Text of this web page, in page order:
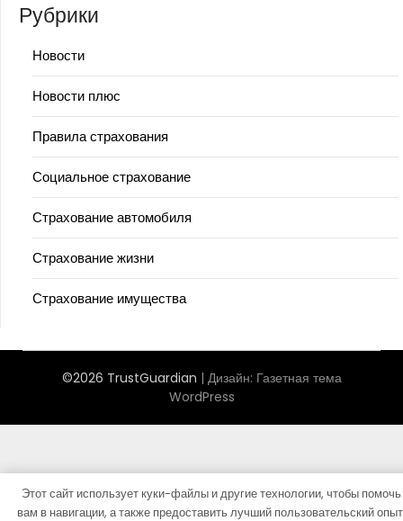
Рубрики
Новости
Новости плюс
Правила страхования
Социальное страхование
Страхование автомобиля
Страхование жизни
Страхование имущества
©2026 TrustGuardian | Дизайн: Газетная тема
WordPress
Этот сайт использует куки-файлы и другие технологии, чтобы помочь
вам в навигации, а также предоставить лучший пользовательский